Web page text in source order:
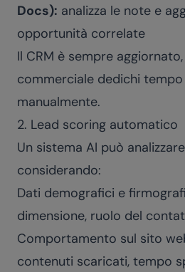
Docs): analizza le note e
opportunità correlate
Il CRM è sempre
commerciale dedichi
manualmente.
2. Lead scoring automatico
Un sistema AI può
considerando:
Dati demografici e
dimensione, ruolo del
Comportamento sul sito
contenuti scaricati, tempo